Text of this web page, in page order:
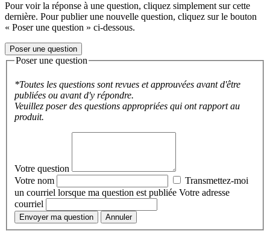
Pour voir la réponse à une question, cliquez simplement sur cette
dernière. Pour publier une nouvelle question, cliquez sur le bouton
« Poser une question » ci-dessous.
Poser une question
Poser une question
*Toutes les questions sont revues et approuvées avant d'être
publiées ou avant d'y répondre.
Veuillez poser des questions appropriées qui ont rapport au
produit.
Votre question
Votre nom
Transmettez-moi
un courriel lorsque ma question est publiée Votre adresse
courriel
Envoyer ma question Annuler